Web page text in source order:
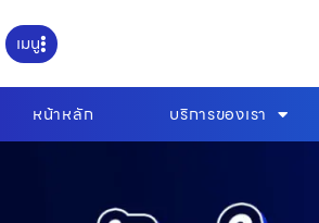
เมนู
หน้าหลัก บริการของเรา